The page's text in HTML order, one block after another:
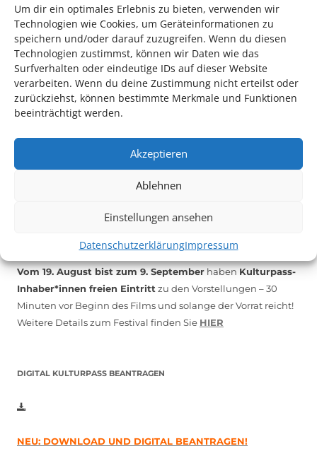
Um dir ein optimales Erlebnis zu bieten, verwenden wir
Technologien wie Cookies, um Geräteinformationen zu
speichern und/oder darauf zuzugreifen. Wenn du diesen
Technologien zustimmst, können wir Daten wie das
Surfverhalten oder eindeutige IDs auf dieser Website
verarbeiten. Wenn du deine Zustimmung nicht erteilst oder
zurückziehst, können bestimmte Merkmale und Funktionen
beeinträchtigt werden.
Akzeptieren
Ablehnen
Einstellungen ansehen
DatenschutzerklärungImpressum
melden Sie sich unterinfo@kulturparkett-rhein-neckar.de
*KULTURTIPP SOMMERPAUSE: FESTIVAL DES DEUTSCHEN FILMS*
Vom 19. August bist zum 9. SeptemberhabenKulturpass-
Inhaber*innen freien Eintritt zu den Vorstellungen – 30
Minuten vor Beginn des Films und solange der Vorrat reicht!
Weitere Details zum Festival finden Sie HIER
DIGITAL KULTURPASS BEANTRAGEN
NEU: DOWNLOAD UND DIGITAL BEANTRAGEN!